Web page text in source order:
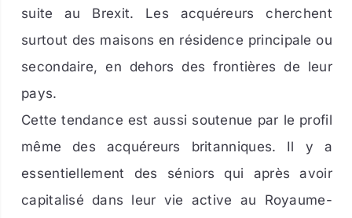
suite au Brexit. Les acquéreurs cherchent
surtout des maisons en résidence principale ou
secondaire, en dehors des frontières de leur
pays.
Cette tendance est aussi soutenue par le profil
même des acquéreurs britanniques. Il y a
essentiellement des séniors qui après avoir
capitalisé dans leur vie active au Royaume-